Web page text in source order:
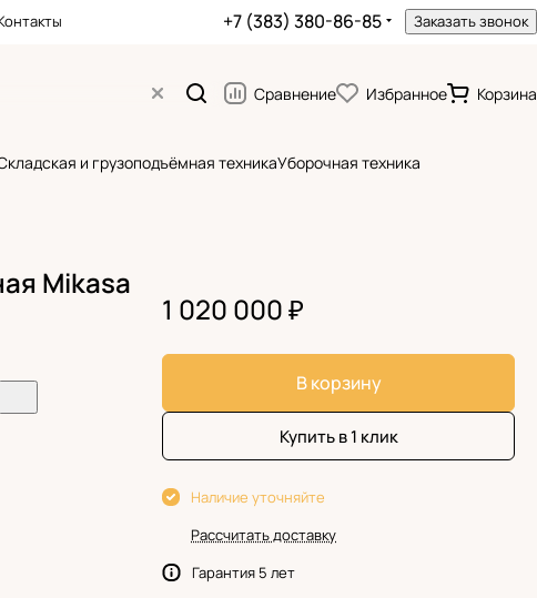
+7 (383) 380-86-85 Заказать звонок
Сравнение Избранное Корзина
и грузоподъёмная техникаУборочная техника
Mikasa
1 020 000 ₽
В корзину
Купить в 1 клик
Наличие уточняйте
Рассчитать доставку
Гарантия 5 лет